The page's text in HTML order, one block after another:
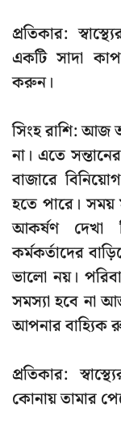
প্রতিকার:
একটি সাদা
করুন।
সিংহ রাশি: আজ
না। এতে
বাজারে
হতে পারে।
আকর্ষণ দেখা
কর্মকর্তাদের
ভালো নয়।
সমস্যা হবে না
আপনার বাহ্যিক
প্রতিকার:
কোনায় তামার